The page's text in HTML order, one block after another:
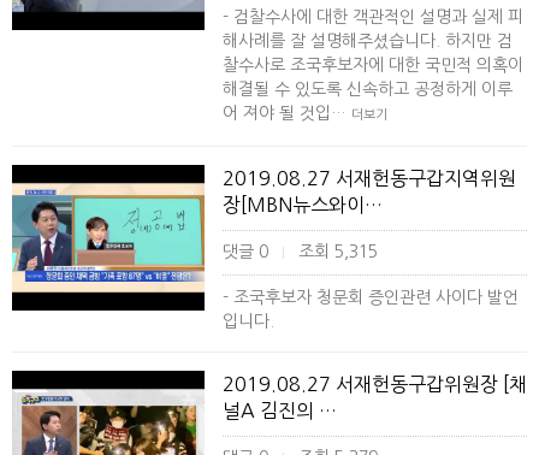
- 검찰수사에 대한 객관적인 설명과 실제 피
해사례를 잘 설명해주셨습니다. 하지만 검
찰수사로 조국후보자에 대한 국민적 의혹이
해결될 수 있도록 신속하고 공정하게 이루
어 져야 될 것입…
더보기
2019.08.27 서재헌동구갑지역위원
장[MBN뉴스와이…
댓글 0 조회 5,315
- 조국후보자 청문회 증인관련 사이다 발언
입니다.
2019.08.27 서재헌동구갑위원장 [채
널A 김진의 …